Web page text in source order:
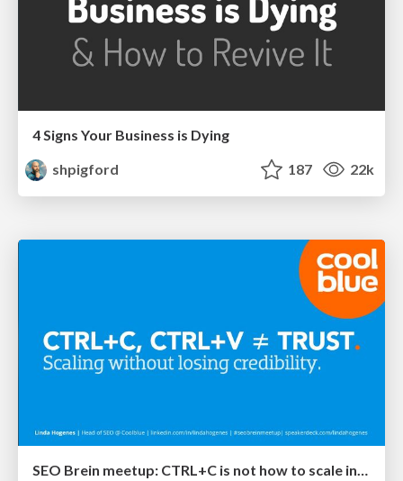
4 Signs Your Business is Dying
shpigford
187 22k
SEO Brein meetup: CTRL+C is not how to scale international SEO